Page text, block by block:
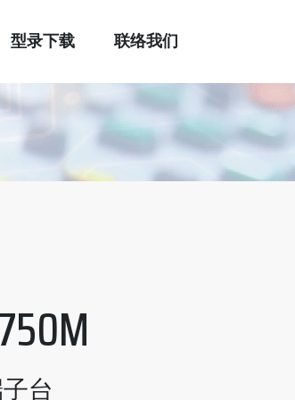
型录下载 联络我们
台